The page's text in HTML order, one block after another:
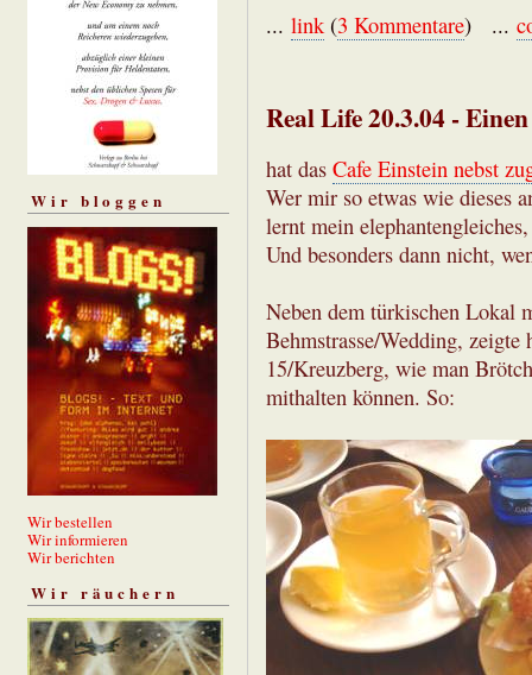
Wir bloggen
Wir bestellen
Wir informieren
Wir berichten
Wir räuchern
... link (3 Kommentare) ...
Real Life 20.3.04 -
hat das Cafe Einstein nebst
Wer mir so etwas wie dieses
lernt mein
Und besonders dann nicht,
Neben dem türkischen Lokal
Behmstrasse/Wedding,
15/Kreuzberg, wie man
mithalten können. So: